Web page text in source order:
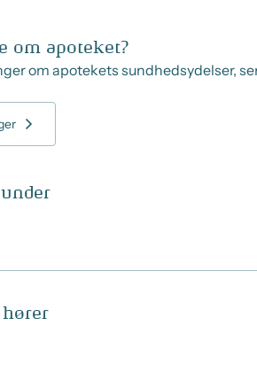
om apoteket?
om apotekets sundhedsydelser,
hører